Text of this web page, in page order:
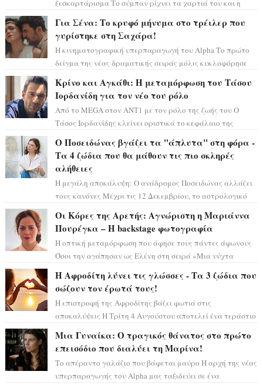
ξεσκαρτάρισμα Το σύμπαν ρίχνει τα χαρτιά του και η
Για Σένα: Το κρυφό μήνυμα στο τρέιλερ που
γυρίστηκε στη Σαχάρα!
Η κινηματογραφική υπερπαραγωγή του Alpha Το πρώτο
δείγμα της νέας δραματικής σειράς μόλις κυκλοφόρησε
Κρίνο και Αγκάθι: Η μεταμόρφωση του Τάσου
Ιορδανίδη για τον νέο του ρόλο
Από το MEGA στον ΑΝΤ1 με τον ρόλο της ζωής του Ο
Τάσος Ιορδανίδης κλείνει οριστικά το κεφάλαιο της
Ο Ποσειδώνας βγάζει τα "άπλυτα" στη φόρα -
Τα 4 ζώδια που θα μάθουν τις πιο σκληρές
αλήθειες
Η μεγάλη αποκάλυψη: Ο ανάδρομος Ποσειδώνας αλλάζει
τους κανόνες Μέχρι τις 12 Δεκεμβρίου, το αστρολογικό
Οι Κόρες της Αρετής: Αγνώριστη η Μαριάννα
Πουρέγκα – H backstage φωτογραφία
Η οπτική μεταμόρφωση που άφησε τους πάντες άφωνους
Όσοι την αγάπησαν ως Ελένη στη σειρά «Μια νύχτα
Η Αφροδίτη λύνει τις γλώσσες - Τα 3 ζώδια που
σώζουν τον έρωτά τους!
Η επιστροφή της Αφροδίτης βάζει φωτιά στις
αποκαλύψεις Η Τρίτη 4 Αυγούστου αποτελεί ένα τεράστιο
Μια Γυναίκα: Ο τραγικός θάνατος στο πρώτο
επεισόδιο που διαλύει τη Μαρίνα!
Το απέραντο γαλάζιο που βάφεται μαύρο Η αρχή της νέας
υπερπαραγωγής του Alpha μας ταξιδεύει σε ένα